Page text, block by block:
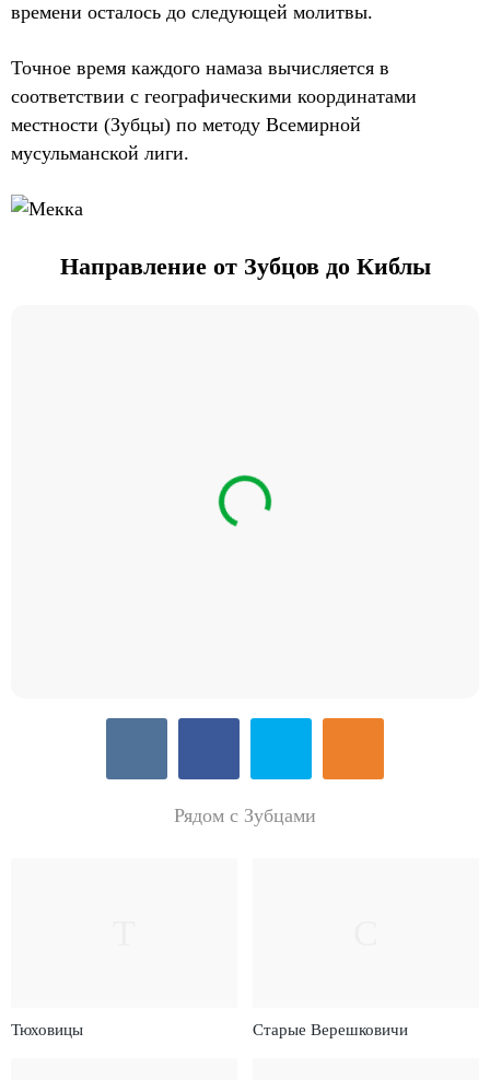
времени осталось до следующей молитвы.
Точное время каждого намаза вычисляется в
соответствии с географическими координатами
местности (Зубцы) по методу Всемирной
мусульманской лиги.
Направление от Зубцов до Киблы
Рядом с Зубцами
Тюховицы Старые Верешковичи